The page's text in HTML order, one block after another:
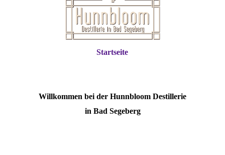
Startseite
Willkommen bei der Hunnbloom Destillerie
in Bad Segeberg